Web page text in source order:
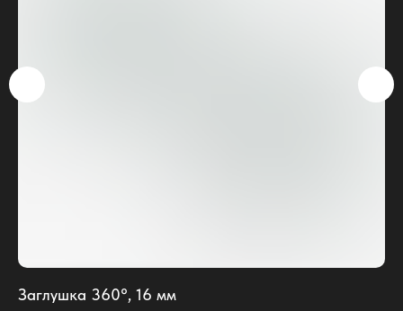
Заглушка 360°, 16 мм